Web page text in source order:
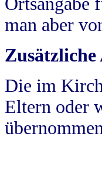
man aber
Die im
Eltern oder